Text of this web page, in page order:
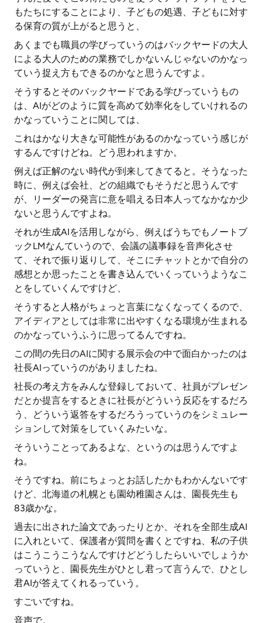
もたちにすることにより、子どもの処遇、子どもに対す
る保育の質が上がると思うと、
あくまでも職員の学びっていうのはバックヤードの大人
による大人のための業務でしかないんじゃないのかなっ
ていう捉え方もできるのかなと思うんですよ。
そうするとそのバックヤードである学びっていうもの
は、AIがどのように質を高めて効率化をしていけれるの
かなっていうことに関しては、
これはかなり大きな可能性があるのかなっていう感じが
するんですけどね。どう思われますか。
例えば正解のない時代が到来してきてると。そうなった
時に、例えば会社、どの組織でもそうだと思うんです
が、リーダーの発言に意を唱える日本人ってなかなか少
ないと思うんですよね。
それが生成AIを活用しながら、例えばうちでもノートブ
ックLMなんていうので、会議の議事録を音声化させ
て、それで振り返りして、そこにチャットとかで自分の
感想とか思ったことを書き込んでいくっていうようなこ
とをしていくんですけど、
そうすると人格がちょっと言葉になくなってくるので、
アイディアとしては非常に出やすくなる環境が生まれる
のかなっていうふうに思ってるんですね。
この間の先日のAIに関する展示会の中で面白かったのは
社長AIっていうのがありましたね。
社長の考え方をみんな登録しておいて、社員がプレゼン
だとか提言をするときに社長がどういう反応をするだろ
う、どういう返答をするだろうっていうのをシミュレー
ションして対策をしていくみたいな。
そういうことってあるよな、というのは思うんですよ
ね。
そうですね。前にちょっとお話したかもわかんないです
けど、北海道の札幌とも園幼稚園さんは、園長先生も
83歳かな。
過去に出された論文であったりとか、それを全部生成AI
に入れといて、保護者が質問を書くとですね、私の子供
はこうこうこうなんですけどどうしたらいいでしょうか
っていうと、園長先生がひとし君って言うんで、ひとし
君AIが答えてくれるっていう。
すごいですね。
音声で。